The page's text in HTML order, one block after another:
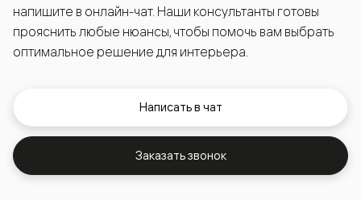
напишите в онлайн-чат. Наши консультанты готовы
прояснить любые нюансы, чтобы помочь вам выбрать
оптимальное решение для интерьера.
Написать в чат
Заказать звонок